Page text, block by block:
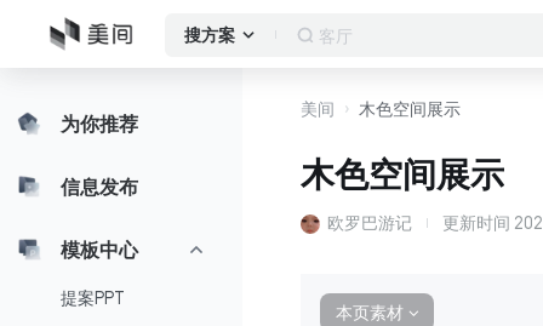
搜方案 客厅
为你推荐
信息发布
模板中心
提案PPT
美间 木色空间展示
木色空间展示
欧罗巴游记 更新时间
本页素材 ∨